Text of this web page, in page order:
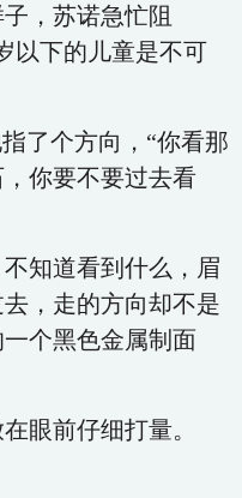
，苏诺急忙阻
以下的儿童是不可
了个方向，“你看那
你要不要过去看
知道看到什么，眉
，走的方向却不是
个黑色金属制面
眼前仔细打量。